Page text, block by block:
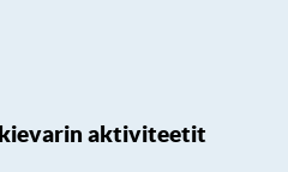
aktiviteetit